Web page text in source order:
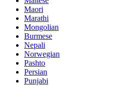
Maori
Marathi
Mongolian
Burmese
Nepali
Norwegian
Pashto
Persian
Punjabi